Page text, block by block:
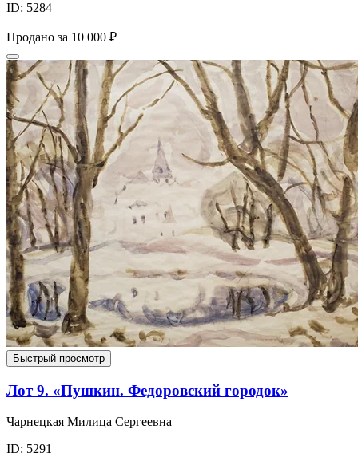
ID: 5284
Продано за 10 000 ₽
Быстрый просмотр
Лот 9. «Пушкин. Федоровский городок»
Чарнецкая Милица Сергеевна
ID: 5291